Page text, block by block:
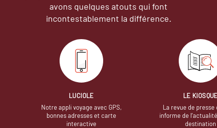
avons quelques atouts qui font
incontestablement la différence.
LUCIOLE
Notre appli voyage avec GPS,
bonnes adresses et carte
interactive
LE
La revue de presse
informe de
destination